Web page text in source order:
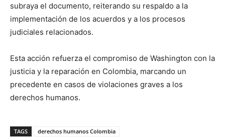
subraya el documento, reiterando su respaldo a la
implementación de los acuerdos y a los procesos
judiciales relacionados.
Esta acción refuerza el compromiso de Washington con la
justicia y la reparación en Colombia, marcando un
precedente en casos de violaciones graves a los
derechos humanos.
TAGS
derechos humanos Colombia